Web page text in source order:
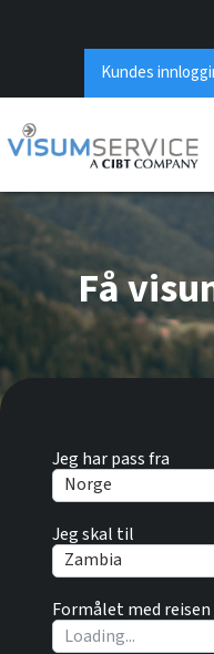
Kundes
Jeg har pass fra
Norge
Jeg skal til
Zambia
Formålet med reisen
Få